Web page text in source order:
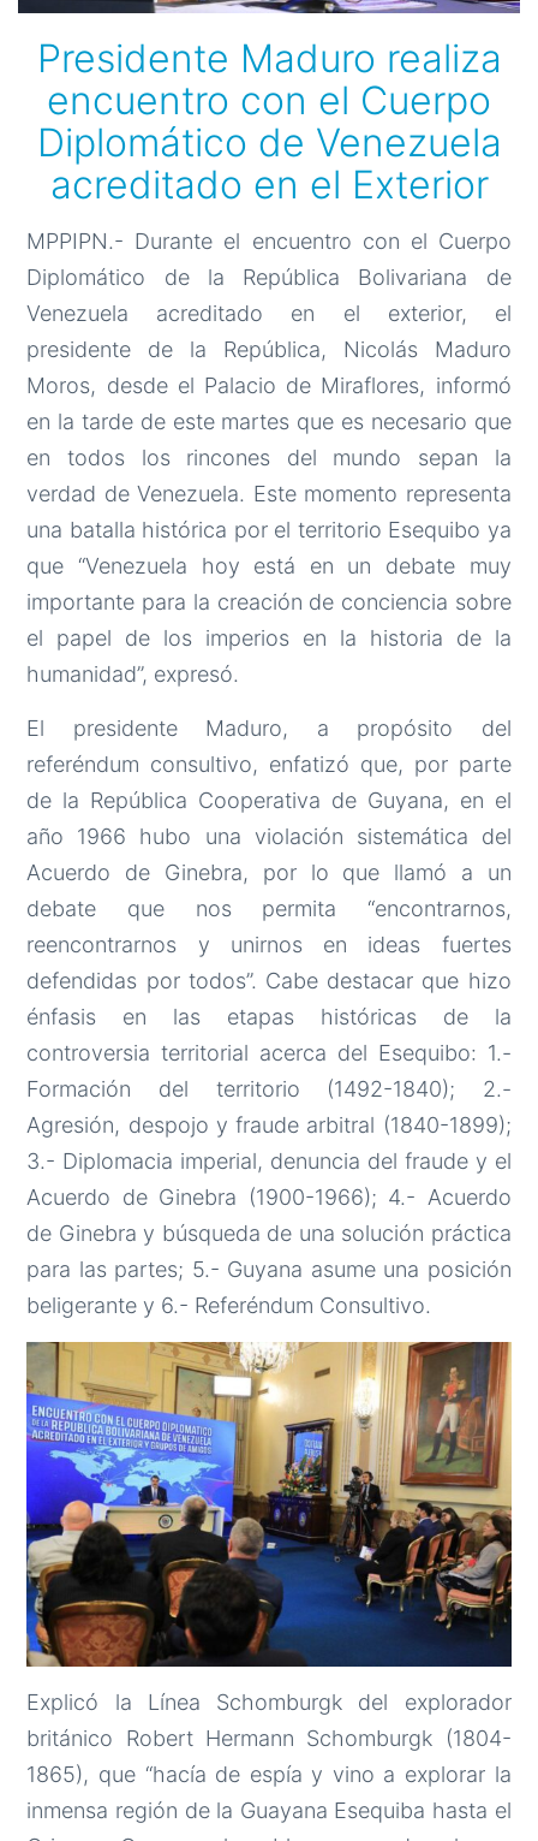
Presidente Maduro realiza
encuentro con el Cuerpo
Diplomático de Venezuela
acreditado en el Exterior
MPPIPN.- Durante el encuentro con el Cuerpo
Diplomático de la República Bolivariana de
Venezuela acreditado en el exterior, el
presidente de la República, Nicolás Maduro
Moros, desde el Palacio de Miraflores, informó
en la tarde de este martes que es necesario que
en todos los rincones del mundo sepan la
verdad de Venezuela. Este momento representa
una batalla histórica por el territorio Esequibo ya
que “Venezuela hoy está en un debate muy
importante para la creación de conciencia sobre
el papel de los imperios en la historia de la
humanidad”, expresó.
El presidente Maduro, a propósito del
referéndum consultivo, enfatizó que, por parte
de la República Cooperativa de Guyana, en el
año 1966 hubo una violación sistemática del
Acuerdo de Ginebra, por lo que llamó a un
debate que nos permita “encontrarnos,
reencontrarnos y unirnos en ideas fuertes
defendidas por todos”. Cabe destacar que hizo
énfasis en las etapas históricas de la
controversia territorial acerca del Esequibo: 1.-
Formación del territorio (1492-1840); 2.-
Agresión, despojo y fraude arbitral (1840-1899);
3.- Diplomacia imperial, denuncia del fraude y el
Acuerdo de Ginebra (1900-1966); 4.- Acuerdo
de Ginebra y búsqueda de una solución práctica
para las partes; 5.- Guyana asume una posición
beligerante y 6.- Referéndum Consultivo.
Explicó la Línea Schomburgk del explorador
británico Robert Hermann Schomburgk (1804-
1865), que “hacía de espía y vino a explorar la
inmensa región de la Guayana Esequiba hasta el